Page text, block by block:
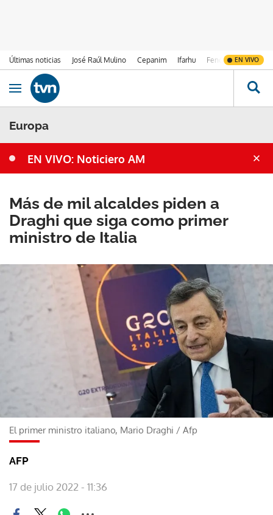
Últimas noticias José Raúl Mulino Cepanim Ifarhu Fenómeno de El
EN VIVO
Ir al contenido
Obrir navegació
Europa
EN VIVO: Noticiero AM
Más de mil alcaldes piden a
Draghi que siga como primer
ministro de Italia
El primer ministro italiano, Mario Draghi / Afp
AFP
17 de julio 2022 - 11:36